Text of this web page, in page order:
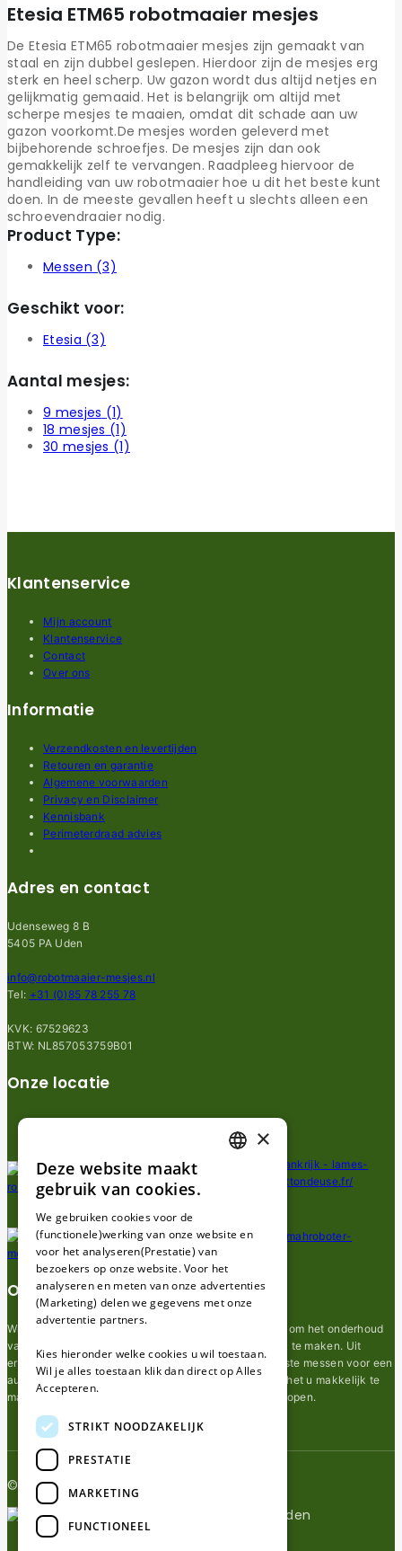
Etesia ETM65 robotmaaier mesjes
De Etesia ETM65 robotmaaier mesjes zijn gemaakt van
staal en zijn dubbel geslepen. Hierdoor zijn de mesjes erg
sterk en heel scherp. Uw gazon wordt dus altijd netjes en
gelijkmatig gemaaid. Het is belangrijk om altijd met
scherpe mesjes te maaien, omdat dit schade aan uw
gazon voorkomt.De mesjes worden geleverd met
bijbehorende schroefjes. De mesjes zijn dan ook
gemakkelijk zelf te vervangen. Raadpleeg hiervoor de
handleiding van uw robotmaaier hoe u dit het beste kunt
doen. In de meeste gevallen heeft u slechts alleen een
schroevendraaier nodig.
Product Type:
Messen (3)
Geschikt voor:
Etesia (3)
Aantal mesjes:
9 mesjes (1)
18 mesjes (1)
30 mesjes (1)
Klantenservice
Mijn account
Klantenservice
Contact
Over ons
Informatie
Verzendkosten en levertijden
Retouren en garantie
Algemene voorwaarden
Privacy en Disclaimer
Kennisbank
Perimeterdraad advies
Adres en contact
Udenseweg 8 B
5405 PA Uden
info@robotmaaier-mesjes.nl
Tel: +31 (0)85 78 255 78
KVK: 67529623
BTW: NL857053759B01
Onze locatie
Over ons
Wij van robotmaaier-mesjes.nl doen ons uiterste best om het onderhoud
van robot grasmaaier mesjes zo gemakkelijk mogelijk te maken. Uit
ervaring merkten we hoe lastig het kan zijn om de juiste messen voor een
automatische grasmachine te vinden. Ons doel is om het u makkelijk te
maken om de goede mesjes voor uw robotmaaier te kopen.
© 2026 Robotmaaier-mesjes.nl
GERMAN
×
Deze website maakt
gebruik van cookies.
We gebruiken cookies voor de
(functionele)werking van onze website en
voor het analyseren(Prestatie) van
bezoekers op onze website. Voor het
analyseren en meten van onze advertenties
(Marketing) delen we gegevens met onze
advertentie partners.
Kies hieronder welke cookies u wil toestaan.
Wil je alles toestaan klik dan direct op Alles
Accepteren.
STRIKT NOODZAKELIJK
PRESTATIE
MARKETING
FUNCTIONEEL